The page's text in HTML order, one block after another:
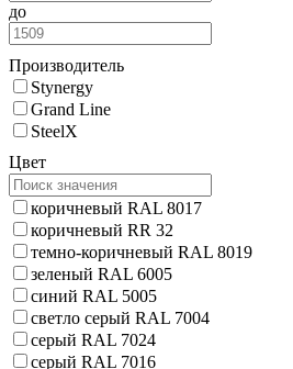
до
Производитель
Stynergy
Grand Line
SteelX
Цвет
коричневый RAL 8017
коричневый RR 32
темно-коричневый RAL 8019
зеленый RAL 6005
синий RAL 5005
светло серый RAL 7004
серый RAL 7024
серый RAL 7016